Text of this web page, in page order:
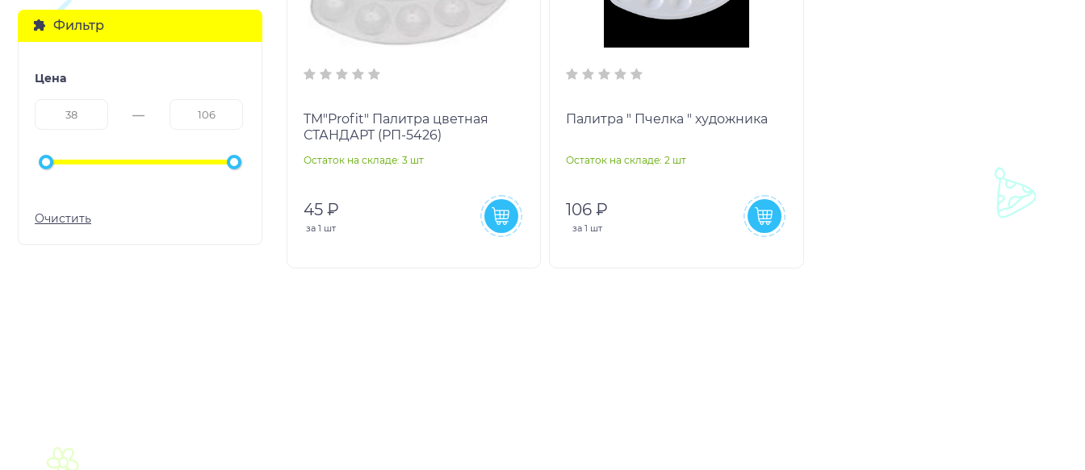
Фильтр
Цена
TM"Profit" Палитра цветная
СТАНДАРТ (РП-5426)
Остаток на складе: 3 шт
45 ₽
за 1 шт
Палитра " Пчелка " художника
Остаток на складе: 2 шт
106 ₽
за 1 шт